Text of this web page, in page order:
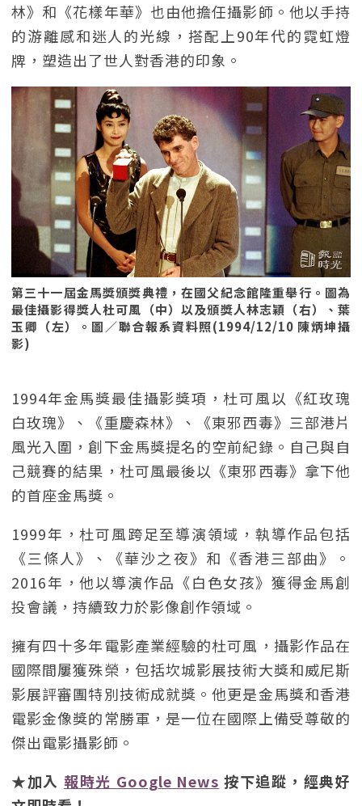
林》和《花樣年華》也由他擔任攝影師。他以手持
的游離感和迷人的光線，搭配上90年代的霓虹燈
牌，塑造出了世人對香港的印象。
第三十一屆金馬獎頒獎典禮，在國父紀念館隆重舉行。圖為
最佳攝影得獎人杜可風（中）以及頒獎人林志穎（右）、葉
玉卿（左）。圖／聯合報系資料照(1994/12/10 陳炳坤攝
影)
1994年金馬獎最佳攝影獎項，杜可風以《紅玫瑰
白玫瑰》、《重慶森林》、《東邪西毒》三部港片
風光入圍，創下金馬獎提名的空前紀錄。自己與自
己競賽的結果，杜可風最後以《東邪西毒》拿下他
的首座金馬獎。
1999年，杜可風跨足至導演領域，執導作品包括
《三條人》、《華沙之夜》和《香港三部曲》。
2016年，他以導演作品《白色女孩》獲得金馬創
投會議，持續致力於影像創作領域。
擁有四十多年電影產業經驗的杜可風，攝影作品在
國際間屢獲殊榮，包括坎城影展技術大獎和威尼斯
影展評審團特別技術成就獎。他更是金馬獎和香港
電影金像獎的常勝軍，是一位在國際上備受尊敬的
傑出電影攝影師。
★加入 報時光 Google News 按下追蹤，經典好